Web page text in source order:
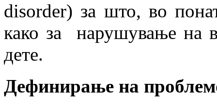
disorder) за што, во
како за нарушување на
дете.
Дефинирање на